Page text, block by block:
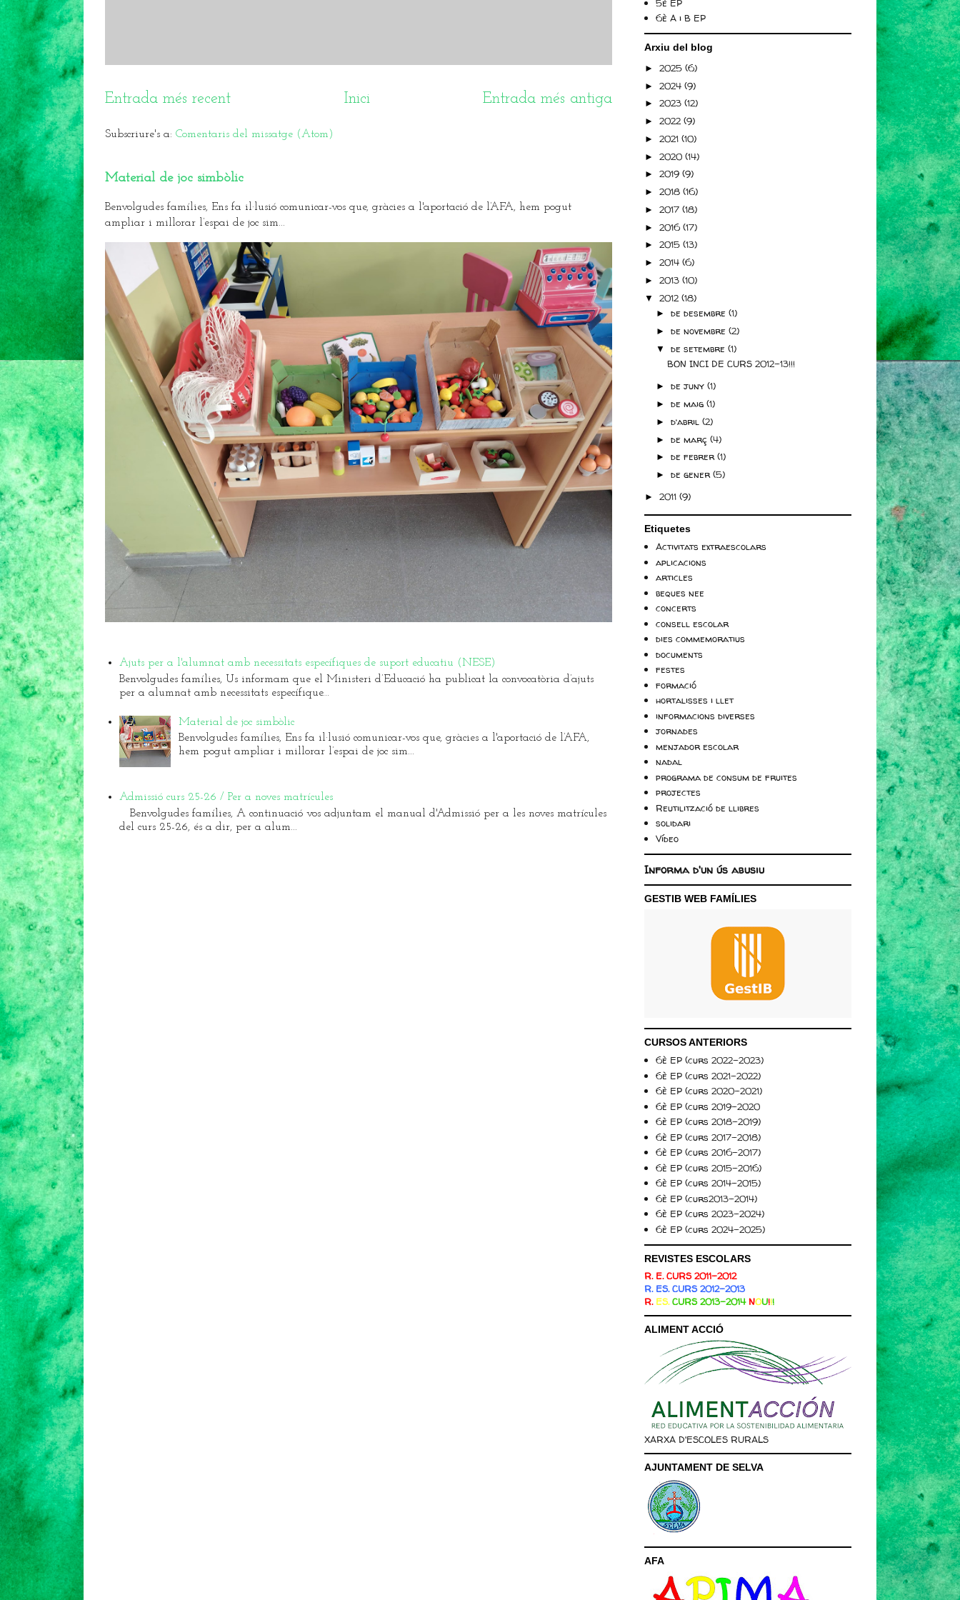
Entrada més recent Entrada més antiga
Inici
Subscriure's a: Comentaris del missatge (Atom)
Material de joc simbòlic
Benvolgudes famílies, Ens fa il·lusió comunicar-vos que, gràcies a l'aportació de l’AFA, hem pogut
ampliar i millorar l’espai de joc sim...
Ajuts per a l'alumnat amb necessitats específiques de suport educatiu (NESE)
Benvolgudes famílies, Us informam que el Ministeri d’Educació ha publicat la convocatòria d’ajuts
per a alumnat amb necessitats específique...
Material de joc simbòlic
Benvolgudes famílies, Ens fa il·lusió comunicar-vos que, gràcies a l'aportació de l’AFA,
hem pogut ampliar i millorar l’espai de joc sim...
Admissió curs 25-26 / Per a noves matrícules
Benvolgudes famílies, A continuació vos adjuntam el manual d'Admissió per a les noves matrícules
del curs 25-26, és a dir, per a alum...
5è EP
6è A i B EP
Arxiu del blog
► 2025 (6)
► 2024 (9)
► 2023 (12)
► 2022 (9)
► 2021 (10)
► 2020 (14)
► 2019 (9)
► 2018 (16)
► 2017 (18)
► 2016 (17)
► 2015 (13)
► 2014 (6)
► 2013 (10)
▼ 2012 (18)
► de desembre (1)
► de novembre (2)
▼ de setembre (1)
BON INCI DE CURS 2012-13!!!
► de juny (1)
► de maig (1)
► d’abril (2)
► de març (4)
► de febrer(1)
► de gener(5)
► 2011 (9)
Etiquetes
Activitats extraescolars
aplicacions
articles
beques nee
concerts
consell escolar
dies commemoratius
documents
festes
formació
hortalisses i llet
informacions diverses
jornades
menjador escolar
nadal
programa de consum de fruites
projectes
Reutilització de llibres
solidari
Vídeo
Informa d'un ús abusiu
GESTIB WEB FAMÍLIES
CURSOS ANTERIORS
6è EP (curs 2022-2023)
6è EP (curs 2021-2022)
6è EP (curs 2020-2021)
6è EP (curs 2019-2020
6è EP (curs 2018-2019)
6è EP (curs 2017-2018)
6è EP (curs 2016-2017)
6è EP (curs 2015-2016)
6è EP (curs 2014-2015)
6è EP (curs2013-2014)
6è EP (curs 2023-2024)
6è EP (curs 2024-2025)
REVISTES ESCOLARS
R. E. CURS 2011-2012
R. ES. CURS 2012-2013
R. ES.CURS 2013-2014 NOU!!!
ALIMENT ACCIÓ
XARXA D'ESCOLES RURALS
AJUNTAMENT DE SELVA
AFA